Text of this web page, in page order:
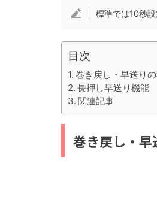
標準では10秒設
目次
巻き戻し・早送り
長押し早送り機能
関連記事
巻き戻し・早